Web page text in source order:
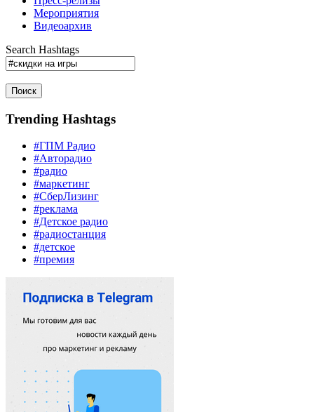
Мероприятия
Видеоархив
Search Hashtags
Поиск
Trending Hashtags
#ГПМ Радио
#Авторадио
#радио
#маркетинг
#СберЛизинг
#реклама
#Детское радио
#радиостанция
#детское
#премия